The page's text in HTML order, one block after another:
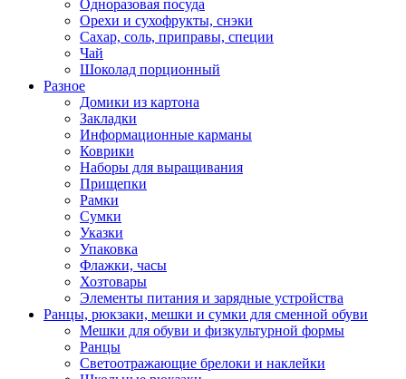
Одноразовая посуда
Орехи и сухофрукты, снэки
Сахар, соль, приправы, специи
Чай
Шоколад порционный
Разное
Домики из картона
Закладки
Информационные карманы
Коврики
Наборы для выращивания
Прищепки
Рамки
Сумки
Указки
Упаковка
Флажки, часы
Хозтовары
Элементы питания и зарядные устройства
Ранцы, рюкзаки, мешки и сумки для сменной обуви
Мешки для обуви и физкультурной формы
Ранцы
Светоотражающие брелоки и наклейки